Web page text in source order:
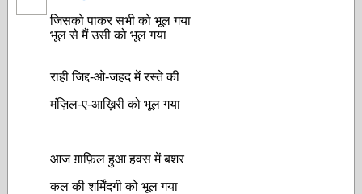
जिसको पाकर सभी को भूल गया
भूल से मैं उसी को भूल गया
राही जिद्द-ओ-जहद में रस्ते की
मंज़िल-ए-आख़िरी को भूल गया
आज ग़ाफ़िल हुआ हवस में बशर
कल की शर्मिंदगी को भूल गया